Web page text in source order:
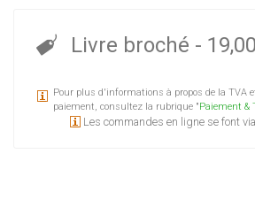
Pour chacun d’eux encore, des
précis, une proposition quant à la
en rapport étroit avec les objectifs.
Livre broché -
Pour plus d'informations à propos de la TVA
paiement, consultez la rubrique "Paiement &
Les commandes en ligne se font